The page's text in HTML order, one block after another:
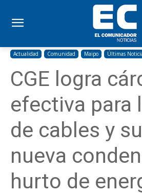
Actualidad Comunidad Maipo Últimas
CGE logra
efectiva para
de cables y
nueva
hurto de